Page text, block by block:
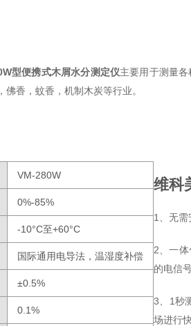
型便携式木屑水分测定仪主要用于测量
佛香，蚊香，机制木炭等行业。
VM-280W
0%-85%
-10°C至+60°C
国际通用电导法，温湿度补偿
±0.5%
0.1%
维科
1、无
2、一
的电信
3、1秒
场进行